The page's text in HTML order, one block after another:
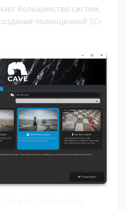
большинство систем,
полноценной 3D-